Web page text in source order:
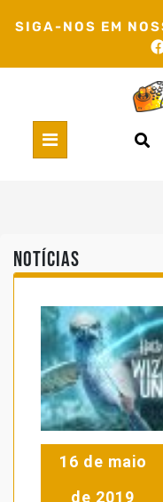
SIGA-NOS EM
Notícias
16 de maio
de 2019